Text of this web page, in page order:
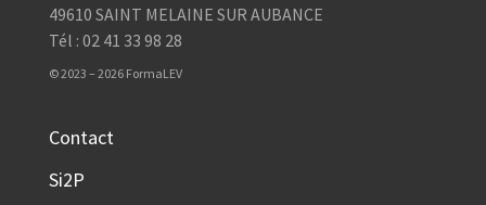
49610 SAINT MELAINE SUR AUBANCE
Tél : 02 41 33 98 28
© 2023 – 2026 FormaLEV
Contact
Si2P